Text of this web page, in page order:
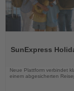
die
SunExpress
Neue Plattform verbindet
einem abgesicherten